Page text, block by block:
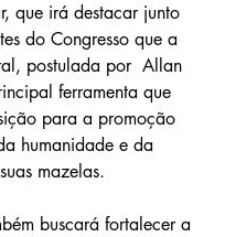
que irá destacar junto
do Congresso que a
postulada por  Allan
ferramenta que
para a promoção
humanidade e da
mazelas.
buscará fortalecer a